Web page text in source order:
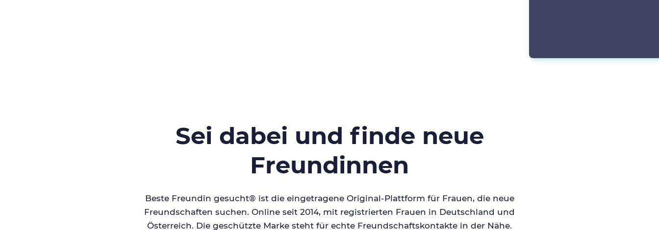
Sei dabei und finde neue
Freundinnen
Beste Freundin gesucht® ist die eingetragene Original-Plattform für Frauen, die neue
Freundschaften suchen. Online seit 2014, mit registrierten Frauen in Deutschland und
Österreich. Die geschützte Marke steht für echte Freundschaftskontakte in der Nähe.